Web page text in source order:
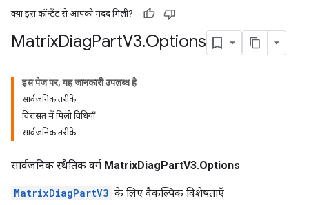
क्या इस कॉन्टेंट से आपको मदद मिली?
MatrixDiagPartV3.Options
इस पेज पर, यह जानकारी उपलब्ध है
सार्वजनिक तरीके
विरासत में मिली विधियाँ
सार्वजनिक तरीके
सार्वजनिक स्थैतिक वर्ग MatrixDiagPartV3.Options
MatrixDiagPartV3 के लिए वैकल्पिक विशेषताएँ